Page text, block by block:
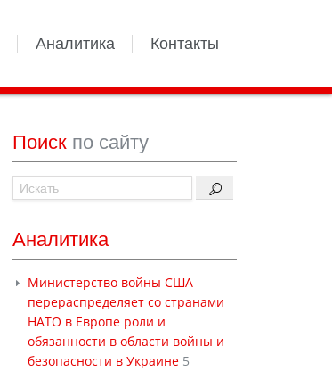
Аналитика Контакты
Поиск по сайту
Аналитика
Министерство войны США
перераспределяет со странами
НАТО в Европе роли и
обязанности в области войны и
безопасности в Украине 5